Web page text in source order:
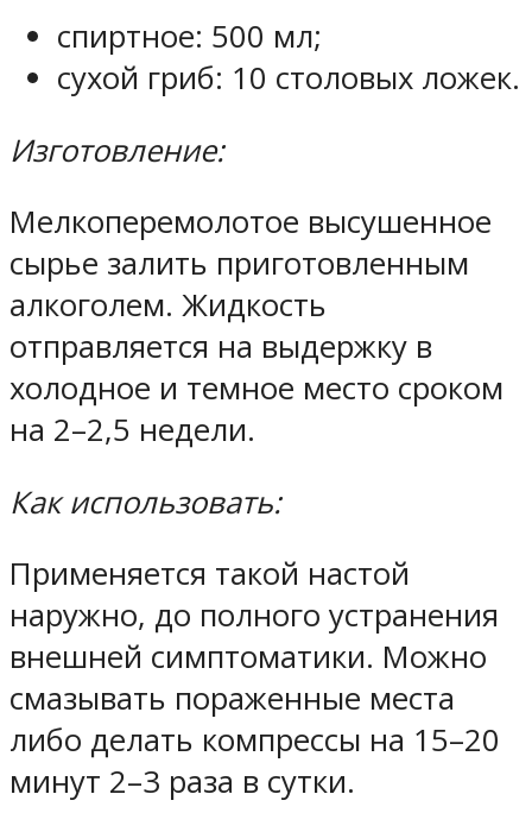
спиртное: 500 мл;
сухой гриб: 10 столовых ложек.
Изготовление:
Мелкоперемолотое высушенное
сырье залить приготовленным
алкоголем. Жидкость
отправляется на выдержку в
холодное и темное место сроком
на 2–2,5 недели.
Как использовать:
Применяется такой настой
наружно, до полного устранения
внешней симптоматики. Можно
смазывать пораженные места
либо делать компрессы на 15–20
минут 2–3 раза в сутки.